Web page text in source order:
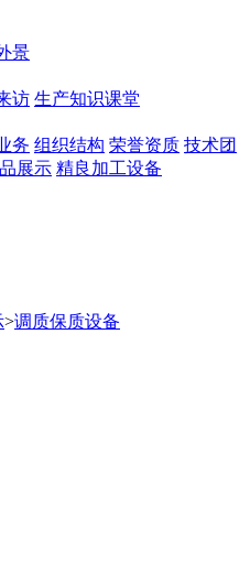
景
访 生产知识课堂
务 组织结构 荣誉资质 技术团
展示 精良加工设备
>调质保质设备